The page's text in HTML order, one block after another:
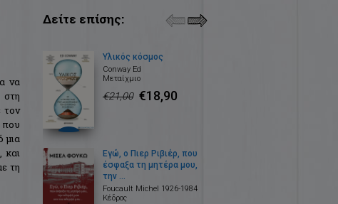
να
στη
τον
που
μια
και
τη
Δείτε επίσης:
Υλικός κόσμος
Conway Ed
Μεταίχμιο
€21,00 €18,90
Εγώ, ο Πιερ Ριβιέρ, που
έσφαξα τη μητέρα μου,
την ...
Foucault Michel 1926-1984
Κέδρος